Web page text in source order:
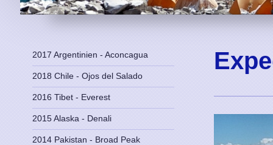
2017 Argentinien - Aconcagua
2018 Chile - Ojos del Salado
2016 Tibet - Everest
2015 Alaska - Denali
2014 Pakistan - Broad Peak